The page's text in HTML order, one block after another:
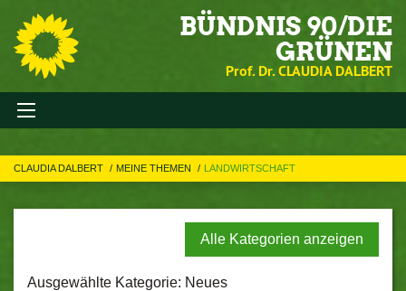
BÜNDNIS 90/DIE
GRÜNEN
Prof. Dr. CLAUDIA DALBERT
CLAUDIA DALBERT MEINE THEMEN LANDWIRTSCHAFT
Alle Kategorien anzeigen
Ausgewählte Kategorie: Neues